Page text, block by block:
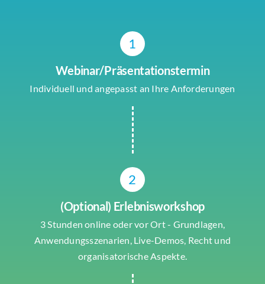
1
Webinar/Präsentationstermin
Individuell und angepasst an Ihre Anforderungen
2
(Optional) Erlebnisworkshop
3 Stunden online oder vor Ort - Grundlagen,
Anwendungsszenarien, Live-Demos, Recht und
organisatorische Aspekte.